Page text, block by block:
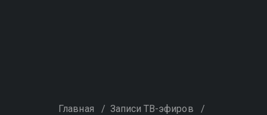
Главная / Записи ТВ-эфиров /